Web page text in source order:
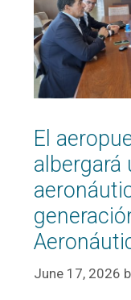
El
albergará
June 17, 2026